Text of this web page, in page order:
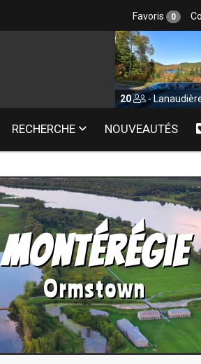
Favoris 0
RECHERCHE NOUVEAUTÉS
Montérégie
Ormstown